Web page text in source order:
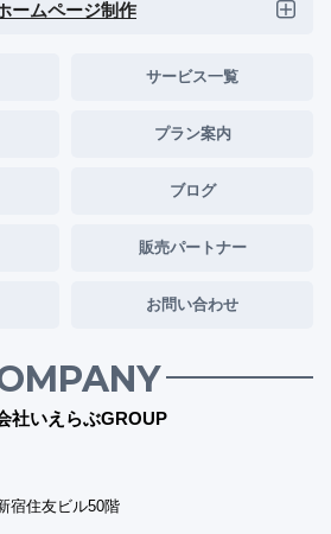
ームページ制作
サービス一覧
プラン案内
ブログ
販売パートナー
お問い合わせ
社いえらぶGROUP
宿住友ビル50階